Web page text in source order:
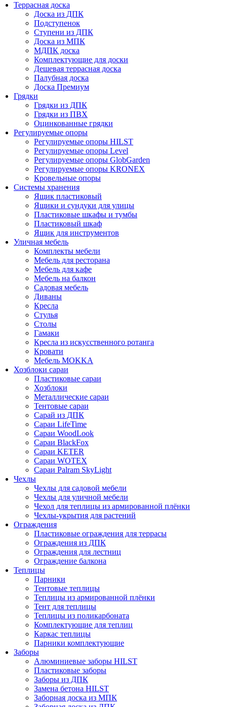
Террасная доска
Доска из ДПК
Подступенок
Ступени из ДПК
Доска из МПК
МДПК доска
Комплектующие для доски
Дешевая террасная доска
Палубная доска
Доска Премиум
Грядки
Грядки из ДПК
Грядки из ПВХ
Оцинкованные грядки
Регулируемые опоры
Регулируемые опоры HILST
Регулируемые опоры Level
Регулируемые опоры GlobGarden
Регулируемые опоры KRONEX
Кровельные опоры
Системы хранения
Ящик пластиковый
Ящики и сундуки для улицы
Пластиковые шкафы и тумбы
Пластиковый шкаф
Ящик для инструментов
Уличная мебель
Комплекты мебели
Мебель для ресторана
Мебель для кафе
Мебель на балкон
Садовая мебель
Диваны
Кресла
Стулья
Столы
Гамаки
Кресла из искусственного ротанга
Кровати
Мебель MOKKA
Хозблоки сараи
Пластиковые сараи
Хозблоки
Металлические сараи
Тентовые сараи
Сарай из ДПК
Cараи LifeTime
Cараи WoodLook
Сараи BlackFox
Сараи KETER
Сараи WOTEX
Сараи Palram SkyLight
Чехлы
Чехлы для садовой мебели
Чехлы для уличной мебели
Чехол для теплицы из армированной плёнки
Чехлы-укрытия для растений
Ограждения
Пластиковые ограждения для террасы
Ограждения из ДПК
Ограждения для лестниц
Ограждение балкона
Теплицы
Парники
Тентовые теплицы
Теплицы из армированной плёнки
Тент для теплицы
Теплицы из поликарбоната
Комплектующие для теплиц
Каркас теплицы
Парники комплектующие
Заборы
Алюминиевые заборы HILST
Пластиковые заборы
Заборы из ДПК
Замена бетона HILST
Заборная доска из МПК